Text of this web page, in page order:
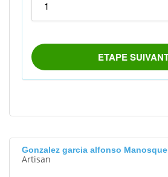
Gonzalez garcia alfonso Manosque
Artisan